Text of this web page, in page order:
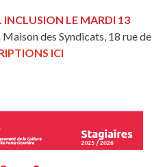
INCLUSION LE MARDI 13
des Syndicats, 18 rue de
ICI